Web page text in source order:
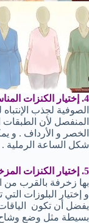
4. إختيار الكنزات المناسب :
الصوفية لجذب
المنفصل لأن
الخصر و الأرداف . و
شكل الساعة الرملية .
5. إختيار الكنزات المزخرف :
بها زخرفة بالقرب من
و إختيار البلوزات
يفضل أن تكون
بسيطة مثل وضع